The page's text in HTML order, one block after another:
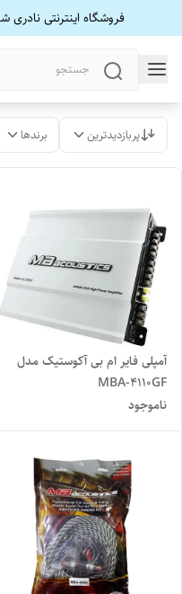
فروشگاه اینترنتی نادری
پربازدیدترین برندها
آمپلی فایر ام بی آکوستیک مدل
MBA-4110GF
ناموجود